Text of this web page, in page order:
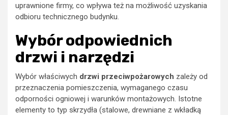
uprawnione firmy, co wpływa też na możliwość uzyskania
odbioru technicznego budynku.
Wybór odpowiednich
drzwi i narzędzi
Wybór właściwych drzwi przeciwpożarowych zależy od
przeznaczenia pomieszczenia, wymaganego czasu
odporności ogniowej i warunków montażowych. Istotne
elementy to typ skrzydła (stalowe, drewniane z wkładką